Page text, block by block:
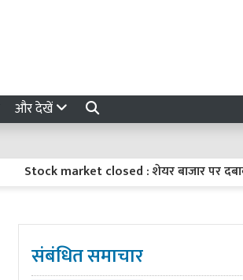
और देखें
Stock market closed : शेयर बाजार पर दबाव,
संबंधित समाचार